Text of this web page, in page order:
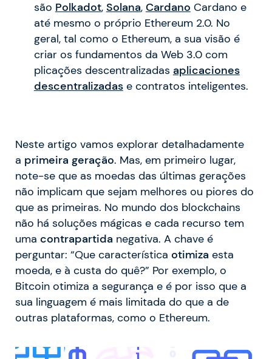
são Polkadot, Solana, Cardano Cardano e
até mesmo o próprio Ethereum 2.0. No
geral, tal como o Ethereum, a sua visão é
criar os fundamentos da Web 3.0 com
plicações descentralizadas aplicaciones
descentralizadase contratos inteligentes.
Neste artigo vamos explorar detalhadamente
a primeira geração. Mas, em primeiro lugar,
note-se que as moedas das últimas gerações
não implicam que sejam melhores ou piores do
que as primeiras. No mundo dos blockchains
não há soluções mágicas e cada recurso tem
uma contrapartida negativa. A chave é
perguntar: “Que característica otimiza esta
moeda, e à custa do quê?” Por exemplo, o
Bitcoin otimiza a segurança e é por isso que a
sua linguagem é mais limitada do que a de
outras plataformas, como o Ethereum.